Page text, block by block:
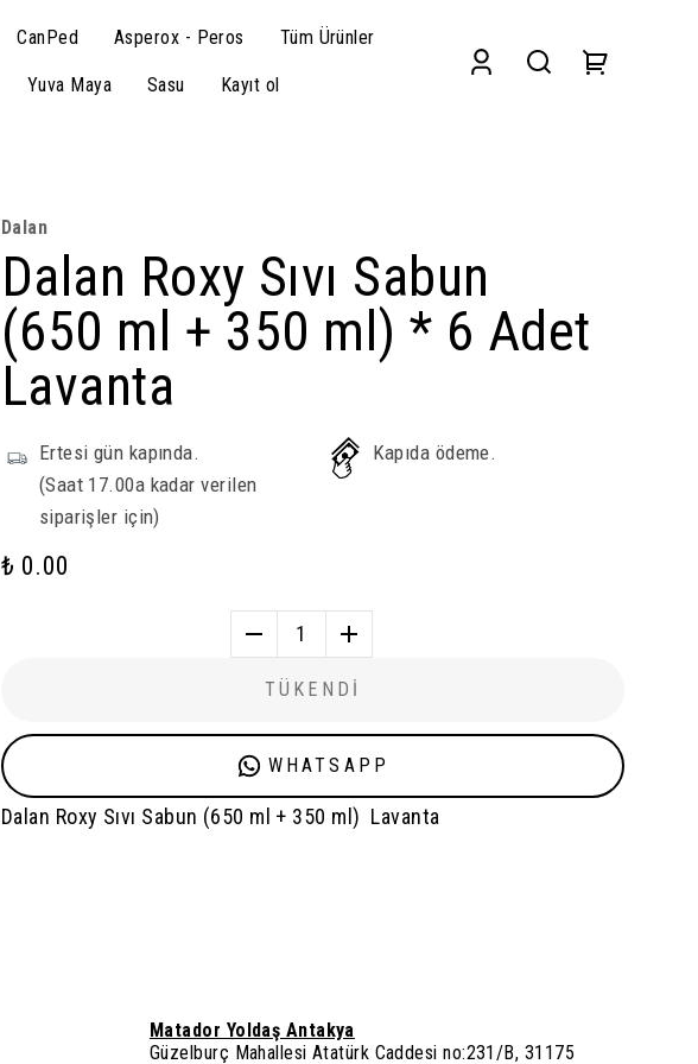
CanPed Asperox - Peros Tüm Ürünler
Yuva Maya Sasu Kayıt ol
Dalan
Dalan Roxy Sıvı Sabun
(650 ml + 350 ml) * 6 Adet
Lavanta
Ertesi gün kapında.
(Saat 17.00a kadar verilen
siparişler için)
Kapıda ödeme.
₺ 0.00
1
TÜKENDİ
WHATSAPP
Dalan Roxy Sıvı Sabun (650 ml + 350 ml) Lavanta
Matador Yoldaş Antakya
Güzelburç Mahallesi Atatürk Caddesi no:231/B, 31175